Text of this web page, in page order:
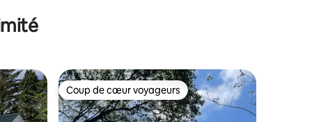
appréciés Coup de cœur voyageurs
Coup de cœur voyageurs